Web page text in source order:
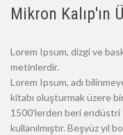
Mikron Kalıp'ın
Lorem Ipsum, dizgi ve
metinlerdir.
Lorem Ipsum, adı
kitabı oluşturmak üzere bir
1500'lerden beri endüstri
kullanılmıştır. Beşyüz yıl